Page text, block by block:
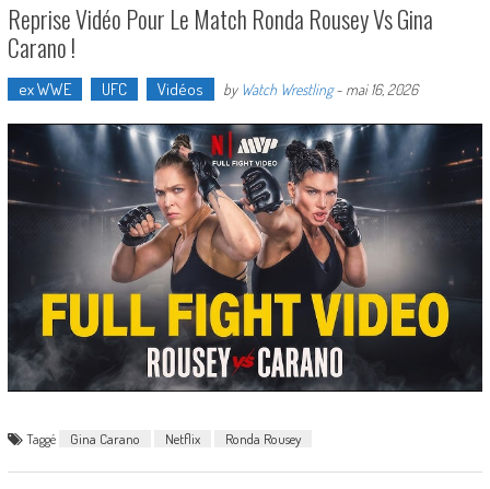
Reprise Vidéo Pour Le Match Ronda Rousey Vs Gina
Carano !
ex WWE UFC Vidéos by Watch Wrestling- mai 16, 2026
Taggé Gina Carano Netflix Ronda Rousey